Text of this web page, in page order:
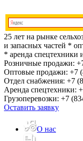
25 лет на рынке
и запасных частей *
* аренда спецтехники
Розничные продажи:
Оптовые продажи: +7
Отдел снабжения: +7
Аренда спецтехники:
Грузоперевозки: +7
Оставить заявку
О нас